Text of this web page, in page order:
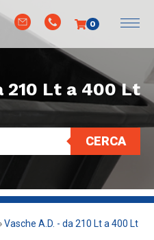
0
210 Lt a 400 Lt
CERCA
Vasche A.D. - da 210 Lt a 400 Lt